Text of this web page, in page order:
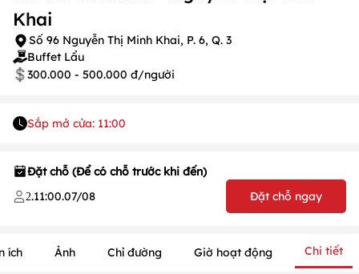
Khai
Số 96 Nguyễn Thị Minh Khai, P. 6, Q. 3
Buffet Lẩu
300.000 - 500.000 đ/người
Sắp mở cửa: 11:00
Đặt chỗ (Để có chỗ trước khi đến)
2.11:00.07/08 Đặt chỗ ngay
ích Ảnh Chỉ đường Giờ hoạt động Chi tiết